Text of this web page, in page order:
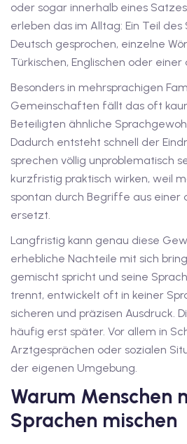
Deutsch A1
A1
Deutsch A1
A1
Deutsch A2
A2
Deutsch A2
A2
Deutsch B1
oder sogar innerhalb eines
erleben das im Alltag: Ein Teil
Deutsch gesprochen, einzelne
Türkischen, Englischen oder
Besonders in mehrsprachigen
Gemeinschaften fällt das oft
Beteiligten ähnliche
Dadurch entsteht schnell der
sprechen völlig unproblematisch
kurzfristig praktisch wirken, weil
spontan durch Begriffe aus einer
ersetzt.
Langfristig kann genau diese
erhebliche Nachteile mit sich
gemischt spricht und seine
trennt, entwickelt oft in keiner
sicheren und präzisen Ausdruck.
häufig erst später. Vor allem in
Arztgesprächen oder sozialen
der eigenen Umgebung.
Warum Menschen
Sprachen mischen